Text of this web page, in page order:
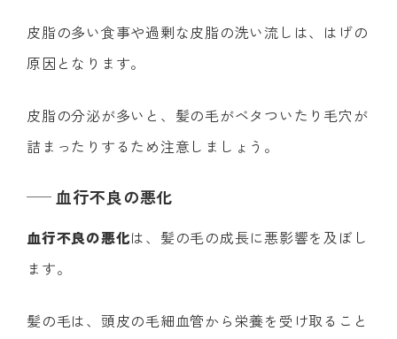
皮脂の多い食事や過剰な皮脂の洗い流しは、はげの
原因となります。
皮脂の分泌が多いと、髪の毛がベタついたり毛穴が
詰まったりするため注意しましょう。
血行不良の悪化
血行不良の悪化は、髪の毛の成長に悪影響を及ぼし
ます。
髪の毛は、頭皮の毛細血管から栄養を受け取ること